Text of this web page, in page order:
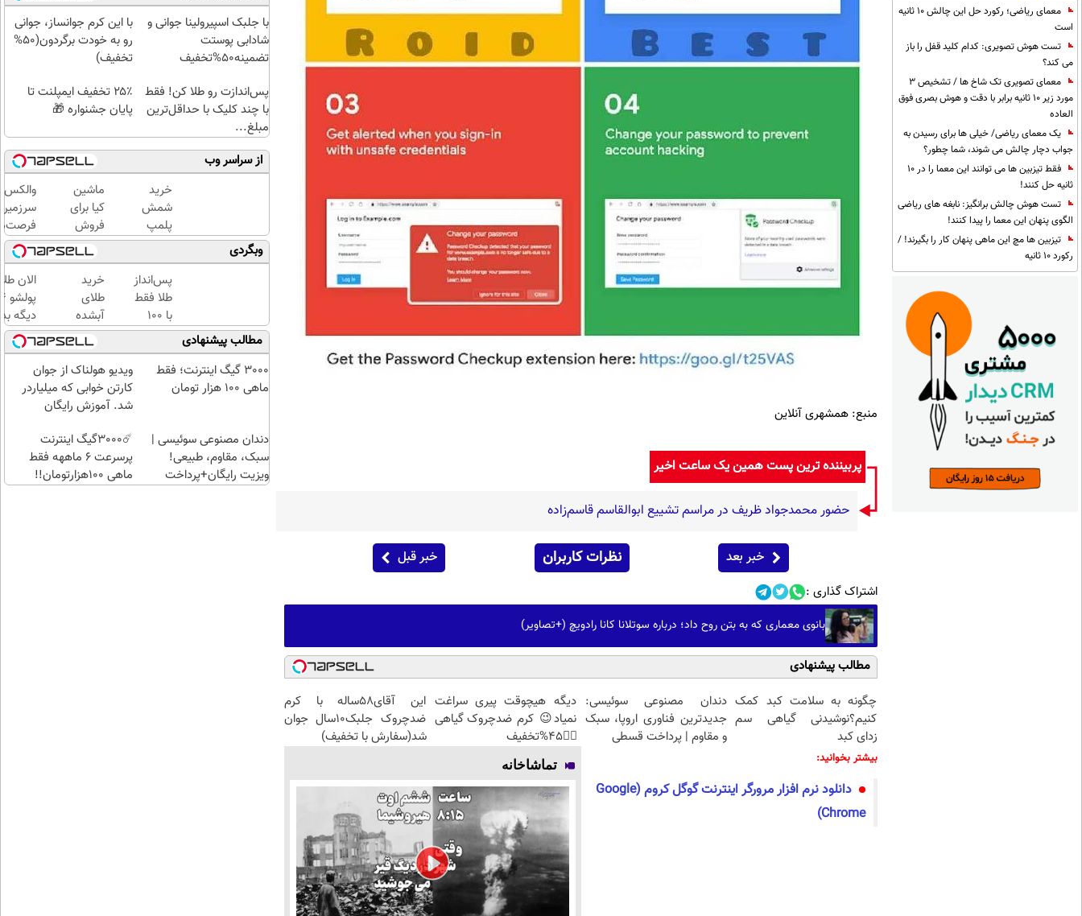
معمای ریاضی؛ رکورد حل این چالش 10 ثانیه
است
تست هوش تصویری: کدام کلید قفل را باز
می کند؟
معمای تصویری تک شاخ ها / تشخیص 3
مورد زیر 10 ثانیه برابر با دقت و هوش بصری فوق
العاده
یک معمای ریاضی/ خیلی ها برای رسیدن به
جواب دچار چالش می شوند، شما چطور؟
فقط تیزبین ها می توانند این معما را در 10
ثانیه حل کنند!
تست هوش چالش برانگیز: نابغه های ریاضی
الگوی پنهان این معما را پیدا کنند!
تیزبین ها مچ این ماهی پنهان کار را بگیرند! /
رکورد 10 ثانیه
منبع: همشهری آنلاین
پربیننده ترین پست همین یک ساعت اخیر
حضور محمدجواد ظریف در مراسم تشییع ابوالقاسم قاسم‌زاده
خبر بعد نظرات کاربران خبر قبل
اشتراک گذاری :
بانوی معماری که به بتن روح داد؛ درباره سوتلانا کانا رادویچ (+تصاویر)
مطالب پیشنهادی
چگونه به سلامت کبد کمک
کنیم؟نوشیدنی گیاهی سم
زدای کبد
دندان مصنوعی سوئیسی:
جدیدترین فناوری اروپا، سبک
و مقاوم | پرداخت قسطی
دیگه هیچوقت پیری سراغت
نمیاد😉 کرم ضدچروک گیاهی
👈🏻45%تخفیف
این آقای58ساله با کرم
ضدچروک جلبک10سال جوان
شد(سفارش با تخفیف)
بیشتر بخوانید:
دانلود نرم افزار مرورگر اینترنت گوگل کروم (Google
Chrome)
تماشاخانه
با جلبک اسپیرولینا جوانی و
شادابی پوستت
تضمینه50%تخفیف
با این کرم جوانساز، جوانی
رو به خودت برگردون(50%
تخفیف)
پس‌اندازت رو طلا کن! فقط
با چند کلیک با حداقل‌ترین
مبلغ...
۲۵٪ تخفیف ایمپلنت تا
پایان جشنواره 🎁
از سراسر وب
خرید
شمش
پلمپ
طلاسی،
از ۰.۵
گرم تا
۱۰ گرم
ماشین
کیا برای
فروش
گذاشتی؟
فقط در
یک‌روز با
بفروشش
والکس:
سرزمین
وبگردی
پس‌انداز
طلا فقط
با ۱۰۰
هزارتومان
(امن و
راحت)
خرید
طلای
آبشده
حتی با
۱۰۰هزارتومان
الان
دیگه
طلا با
بی‌بهره
مطالب پیشنهادی
3000 گیگ اینترنت؛ فقط
ماهی 100 هزار تومان
ویدیو هولناک از جوان
کارتن خوابی که میلیاردر
شد. آموزش رایگان
دندان مصنوعی سوئیسی |
سبک، مقاوم، طبیعی!
ویزیت رایگان+پرداخت
☄️3000گیگ اینترنت
پرسرعت 6 ماههه فقط
ماهی 100هزارتومان!!